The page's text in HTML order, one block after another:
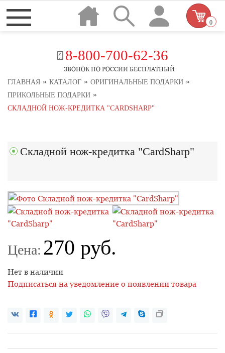
8-800-700-62-36
ЗВОНОК ПО РОССИИ БЕСПЛАТНЫЙ
0
ГЛАВНАЯ » КАТАЛОГ » ОРИГИНАЛЬНЫЕ ПОДАРКИ »
ПРИКОЛЬНЫЕ ПОДАРКИ »
СКЛАДНОЙ НОЖ-КРЕДИТКА "CARDSHARP"
Складной нож-кредитка "CardSharp"
Цена: 270 руб.
Нет в наличии
Подписаться на уведомление о появлении товара